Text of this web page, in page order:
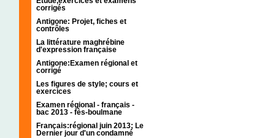
corrigés
Antigone: Projet, fiches et
contrôles
La littérature maghrébine
d'expression française
Antigone:Examen régional et
corrigé
Les figures de style; cours et
exercices
Examen régional - français -
bac 2013 - fès-boulmane
Français:régional juin 2013; Le
Dernier jour d'un condamné